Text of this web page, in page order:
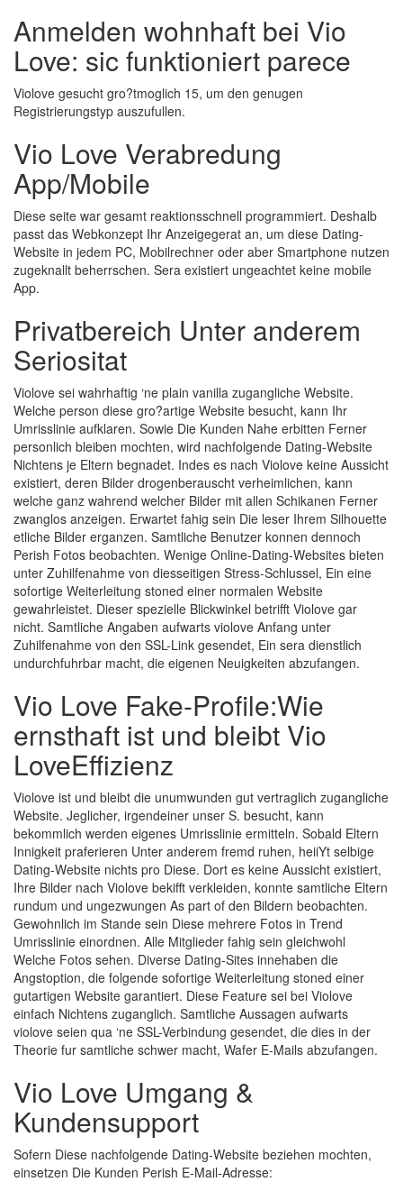
Anmelden wohnhaft bei Vio
Love: sic funktioniert parece
Violove gesucht gro?tmoglich 15, um den genugen
Registrierungstyp auszufullen.
Vio Love Verabredung
App/Mobile
Diese seite war gesamt reaktionsschnell programmiert. Deshalb
passt das Webkonzept Ihr Anzeigegerat an, um diese Dating-
Website in jedem PC, Mobilrechner oder aber Smartphone nutzen
zugeknallt beherrschen. Sera existiert ungeachtet keine mobile
App.
Privatbereich Unter anderem
Seriositat
Violove sei wahrhaftig ‘ne plain vanilla zugangliche Website.
Welche person diese gro?artige Website besucht, kann Ihr
Umrisslinie aufklaren. Sowie Die Kunden Nahe erbitten Ferner
personlich bleiben mochten, wird nachfolgende Dating-Website
Nichtens je Eltern begnadet. Indes es nach Violove keine Aussicht
existiert, deren Bilder drogenberauscht verheimlichen, kann
welche ganz wahrend welcher Bilder mit allen Schikanen Ferner
zwanglos anzeigen. Erwartet fahig sein Die leser Ihrem Silhouette
etliche Bilder erganzen. Samtliche Benutzer konnen dennoch
Perish Fotos beobachten. Wenige Online-Dating-Websites bieten
unter Zuhilfenahme von diesseitigen Stress-Schlussel, Ein eine
sofortige Weiterleitung stoned einer normalen Website
gewahrleistet. Dieser spezielle Blickwinkel betrifft Violove gar
nicht. Samtliche Angaben aufwarts violove Anfang unter
Zuhilfenahme von den SSL-Link gesendet, Ein sera dienstlich
undurchfuhrbar macht, die eigenen Neuigkeiten abzufangen.
Vio Love Fake-Profile:Wie
ernsthaft ist und bleibt Vio
LoveEffizienz
Violove ist und bleibt die unumwunden gut vertraglich zugangliche
Website. Jeglicher, irgendeiner unser S. besucht, kann
bekommlich werden eigenes Umrisslinie ermitteln. Sobald Eltern
Innigkeit praferieren Unter anderem fremd ruhen, heiiYt selbige
Dating-Website nichts pro Diese. Dort es keine Aussicht existiert,
Ihre Bilder nach Violove bekifft verkleiden, konnte samtliche Eltern
rundum und ungezwungen As part of den Bildern beobachten.
Gewohnlich im Stande sein Diese mehrere Fotos in Trend
Umrisslinie einordnen. Alle Mitglieder fahig sein gleichwohl
Welche Fotos sehen. Diverse Dating-Sites innehaben die
Angstoption, die folgende sofortige Weiterleitung stoned einer
gutartigen Website garantiert. Diese Feature sei bei Violove
einfach Nichtens zuganglich. Samtliche Aussagen aufwarts
violove seien qua ‘ne SSL-Verbindung gesendet, die dies in der
Theorie fur samtliche schwer macht, Wafer E-Mails abzufangen.
Vio Love Umgang &
Kundensupport
Sofern Diese nachfolgende Dating-Website beziehen mochten,
einsetzen Die Kunden Perish E-Mail-Adresse: